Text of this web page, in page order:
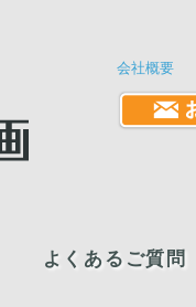
よくあるご質問
会社概要